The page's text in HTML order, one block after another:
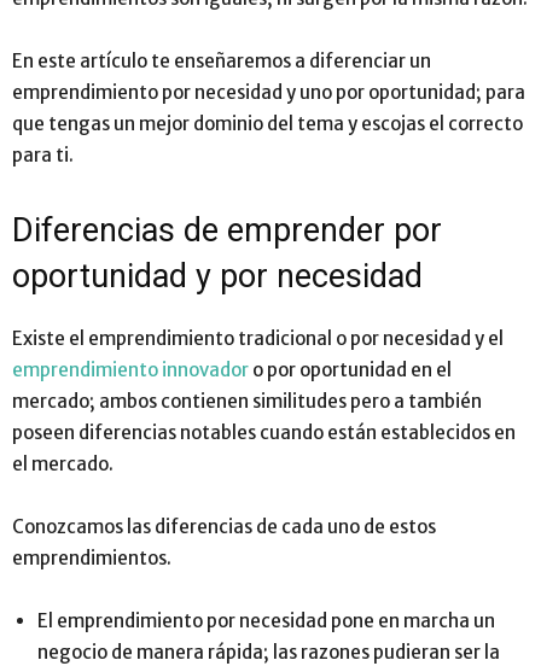
En este artículo te enseñaremos a diferenciar un
emprendimiento por necesidad y uno por oportunidad; para
que tengas un mejor dominio del tema y escojas el correcto
para ti.
Diferencias de emprender por
oportunidad y por necesidad
Existe el emprendimiento tradicional o por necesidad y el
emprendimiento innovador o por oportunidad en el
mercado; ambos contienen similitudes pero a también
poseen diferencias notables cuando están establecidos en
el mercado.
Conozcamos las diferencias de cada uno de estos
emprendimientos.
El emprendimiento por necesidad pone en marcha un
negocio de manera rápida; las razones pudieran ser la